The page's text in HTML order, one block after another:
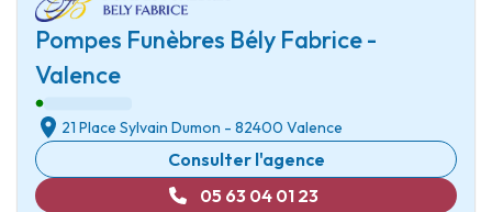
Pompes Funèbres Bély Fabrice -
Valence
21 Place Sylvain Dumon - 82400 Valence
Consulter l'agence
05 63 04 01 23